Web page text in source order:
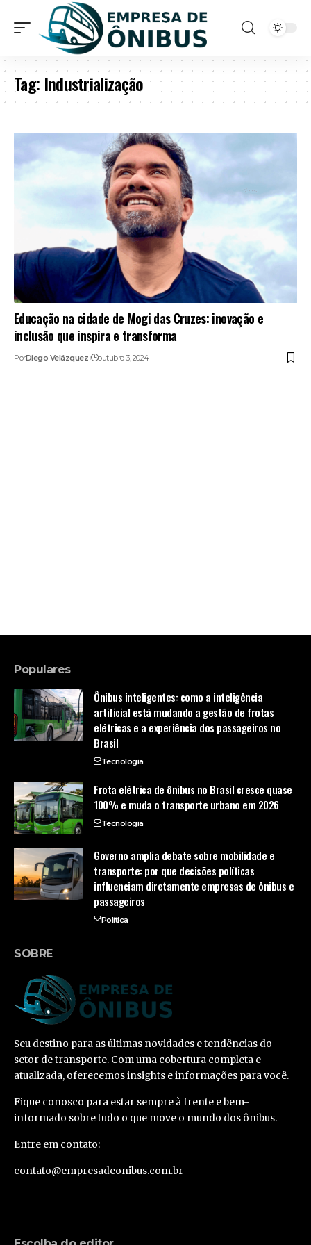
Tag: Industrialização
Educação na cidade de Mogi das Cruzes: inovação e
inclusão que inspira e transforma
PorDiego Velázquez outubro 3, 2024
Populares
Ônibus inteligentes: como a inteligência
artificial está mudando a gestão de frotas
elétricas e a experiência dos passageiros no
Brasil
Tecnologia
Frota elétrica de ônibus no Brasil cresce quase
100% e muda o transporte urbano em 2026
Tecnologia
Governo amplia debate sobre mobilidade e
transporte: por que decisões políticas
influenciam diretamente empresas de ônibus e
passageiros
Política
SOBRE
Seu destino para as últimas novidades e tendências do
setor de transporte. Com uma cobertura completa e
atualizada, oferecemos insights e informações para você.
Fique conosco para estar sempre à frente e bem-
informado sobre tudo o que move o mundo dos ônibus.
Entre em contato:
contato@empresadeonibus.com.br